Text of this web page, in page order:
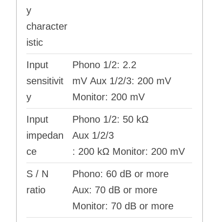
y
character
istic
Input
sensitivit
y
Phono 1/2: 2.2
mV Aux 1/2/3: 200 mV
Monitor: 200 mV
Input
impedan
ce
Phono 1/2: 50 kΩ
Aux 1/2/3
: 200 kΩ Monitor: 200 mV
S / N
ratio
Phono: 60 dB or more
Aux: 70 dB or more
Monitor: 70 dB or more